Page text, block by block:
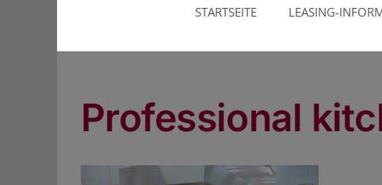
STARTSEITE LEASING-
Professional